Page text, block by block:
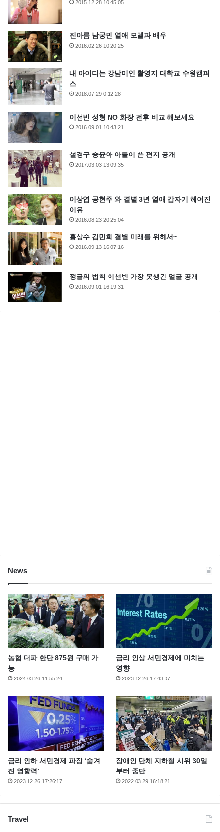
2015.12.28 10:45:05
진아름 남궁민 열애 모델과 배우
2016.02.26 10:20:25
내 아이디는 강남미인 촬영지 대학교 수원캠퍼
스
2018.07.29 0:12:28
이선빈 성형 NO 화장 전후 비교 해보세요
2016.09.01 10:43:21
설경구 송윤아 아들이 쓴 편지 공개
2017.03.03 13:09:35
이상엽 공현주 와 결별 3년 열애 갑자기 헤어진
이유
2016.08.23 20:25:04
홍상수 김민희 결별 미래를 위해서~
2016.09.13 16:07:16
정글의 법칙 이선빈 가장 못생긴 얼굴 공개
2016.09.01 16:19:31
News
농협 대파 한단 875원 구매 가
능
2024.03.26 11:55:24
금리 인상 서민경제에 미치는
영향
2023.12.26 17:43:07
금리 인하 서민경제 파장 ‘숨겨
진 영향력’
2023.12.26 17:26:17
장애인 단체 지하철 시위 30일
부터 중단
2022.03.29 16:18:21
Travel